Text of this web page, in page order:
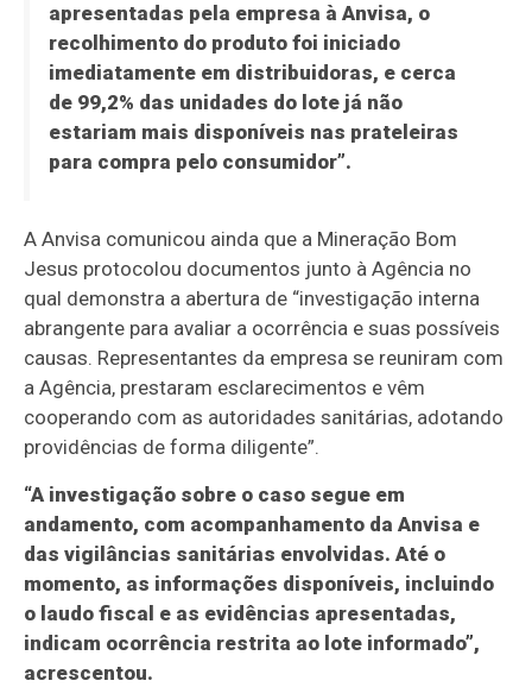
apresentadas pela empresa à Anvisa, o
recolhimento do produto foi iniciado
imediatamente em distribuidoras, e cerca
de 99,2% das unidades do lote já não
estariam mais disponíveis nas prateleiras
para compra pelo consumidor”.
A Anvisa comunicou ainda que a Mineração Bom
Jesus protocolou documentos junto à Agência no
qual demonstra a abertura de “investigação interna
abrangente para avaliar a ocorrência e suas possíveis
causas. Representantes da empresa se reuniram com
a Agência, prestaram esclarecimentos e vêm
cooperando com as autoridades sanitárias, adotando
providências de forma diligente”.
“A investigação sobre o caso segue em
andamento, com acompanhamento da Anvisa e
das vigilâncias sanitárias envolvidas. Até o
momento, as informações disponíveis, incluindo
o laudo fiscal e as evidências apresentadas,
indicam ocorrência restrita ao lote informado”,
acrescentou.